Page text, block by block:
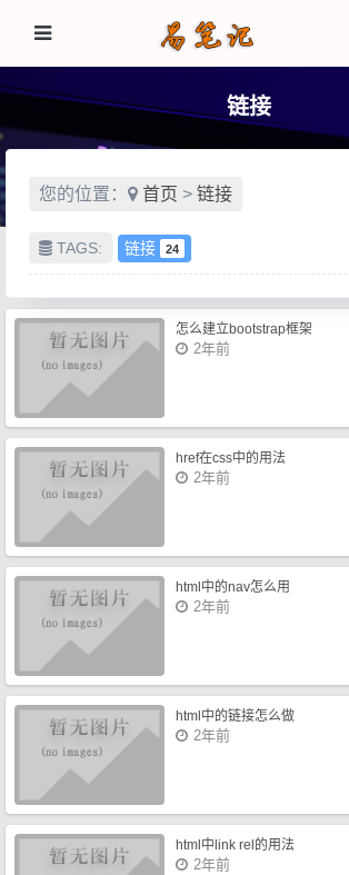
链接
您的位置： 首页 > 链接
TAGS: 链接 24
怎么建立bootstrap框架
2年前
href在css中的用法
2年前
html中的nav怎么用
2年前
html中的链接怎么做
2年前
html中link rel的用法
2年前